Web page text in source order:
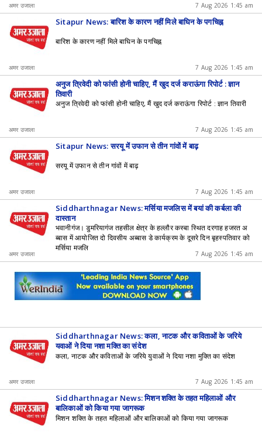
अमर उजाला 7 Aug 2026 1:45 am
Sitapur News: बारिश के कारण नहीं मिले बाघिन के पगचिह्न
बारिश के कारण नहीं मिले बाघिन के पगचिह्न
अमर उजाला 7 Aug 2026 1:45 am
अनुज त्रिवेदी को फांसी होनी चाहिए, मैं खुद दर्ज कराऊंगा रिपोर्ट : ज्ञान
तिवारी
अनुज त्रिवेदी को फांसी होनी चाहिए, मैं खुद दर्ज कराऊंगा रिपोर्ट : ज्ञान तिवारी
अमर उजाला 7 Aug 2026 1:45 am
Sitapur News: सरयू में उफान से तीन गांवों में बाढ़
सरयू में उफान से तीन गांवों में बाढ़
अमर उजाला 7 Aug 2026 1:45 am
Siddharthnagar News: मर्सिया मजलिस में बयां की कर्बला की
दास्तान
भवानीगंज। डुमरियागंज तहसील क्षेत्र के हल्लौर कस्बा स्थित दरगाह हजरत अ
ब्बास में आयोजित दो दिवसीय अब्बास डे कार्यक्रम के दूसरे दिन बृहस्पतिवार को
मर्सिया मजलि
अमर उजाला 7 Aug 2026 1:45 am
Siddharthnagar News: कला, नाटक और कविताओं के जरिये
युवाओं ने दिया नशा मुक्ति का संदेश
कला, नाटक और कविताओं के जरिये युवाओं ने दिया नशा मुक्ति का संदेश
अमर उजाला 7 Aug 2026 1:45 am
Siddharthnagar News: मिशन शक्ति के तहत महिलाओं और
बालिकाओं को किया गया जागरूक
मिशन शक्ति के तहत महिलाओं और बालिकाओं को किया गया जागरूक